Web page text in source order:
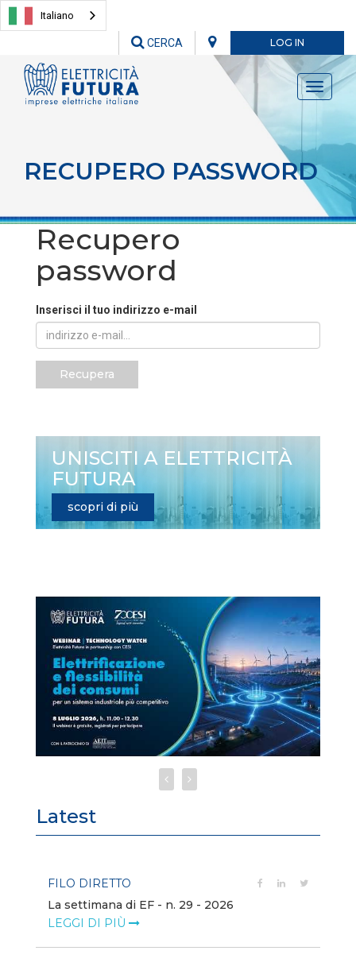
Italiano
LOG IN
CERCA
Toggle
RECUPERO PASSWORD
Recupero
password
Inserisci il tuo indirizzo e-mail
Recupera
UNISCITI A ELETTRICITÀ
FUTURA
scopri di più
Latest
FILO DIRETTO
La settimana di EF - n. 29 - 2026
LEGGI DI PIÙ